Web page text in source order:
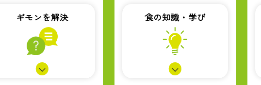
ギモンを解決 食の知識・学び